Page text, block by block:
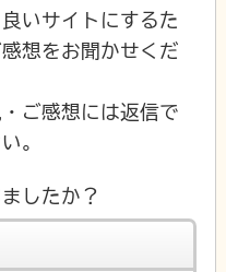
いサイトにするた
想をお聞かせくだ
ご感想には返信で
。
したか？